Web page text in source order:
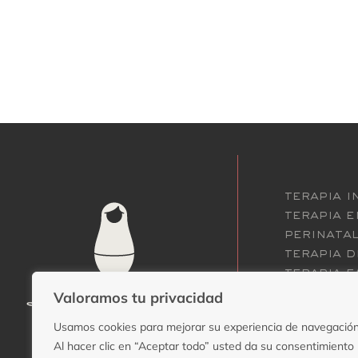
Valoramos tu privacidad
Usamos cookies para mejorar su experiencia de
Al hacer clic en “Aceptar todo” usted da su consentimiento
terapia
terapia
terapia
terapia
tarifas